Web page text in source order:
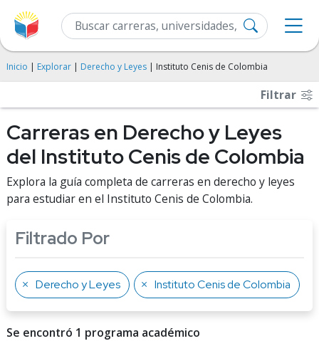
Inicio | Explorar | Derecho y Leyes | Instituto Cenis de Colombia
Filtrar
Carreras en Derecho y Leyes
del Instituto Cenis de Colombia
Explora la guía completa de carreras en derecho y leyes
para estudiar en el Instituto Cenis de Colombia.
Filtrado Por
Derecho y Leyes Instituto Cenis de Colombia
Se encontró 1 programa académico